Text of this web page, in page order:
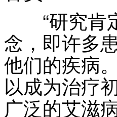
“研究肯定
念，即许多
他们的疾病
以成为治疗
广泛的艾滋